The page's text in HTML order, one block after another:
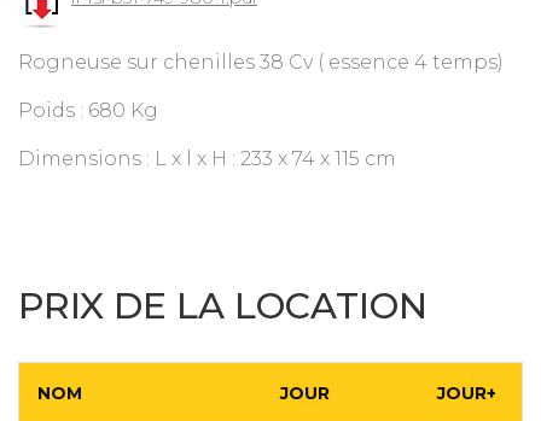
Rogneuse sur chenilles 38 Cv ( essence 4 temps)
Poids : 680 Kg
Dimensions : L x l x H : 233 x 74 x 115 cm
PRIX DE LA LOCATION
NOM JOUR JOUR+